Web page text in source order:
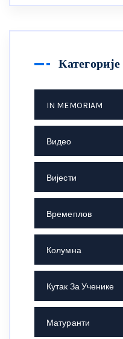
Категорије
IN MEMORIAM
Видео
Вијести
Времеплов
Колумна
Кутак За Ученике
Матуранти